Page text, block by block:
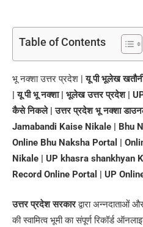
Table of Contents
भू नक्शा उत्तर प्रदेश |यू पी भूलेख
| यू पी भू नक्शा | भूलेख उत्तर प्रदेश |
कैसे निकले | उत्तर प्रदेश भू नक्शा
Jamabandi Kaise Nikale | Bhu
Online Bhu Naksha Portal |
Nikale | UP khasra shankhyan
Record Online Portal | UP
उत्तर प्रदेश सरकारद्वारा अन्नदाताओं
की स्वामित्व भूमी का संपूर्ण रिकॉर्ड